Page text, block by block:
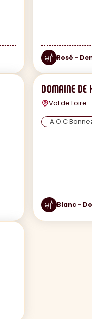
Rosé -
DOMAINE DE
Val de Loire
A.O.C
Blanc -